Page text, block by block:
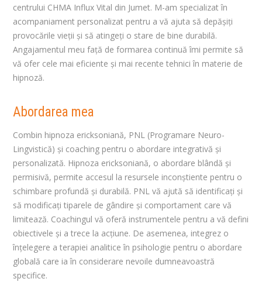
centrului CHMA Influx Vital din Jumet. M-am specializat în
acompaniament personalizat pentru a vă ajuta să depășiți
provocările vieții și să atingeți o stare de bine durabilă.
Angajamentul meu față de formarea continuă îmi permite să
vă ofer cele mai eficiente și mai recente tehnici în materie de
hipnoză.
Abordarea mea
Combin hipnoza ericksoniană, PNL (Programare Neuro-
Lingvistică) și coaching pentru o abordare integrativă și
personalizată. Hipnoza ericksoniană, o abordare blândă și
permisivă, permite accesul la resursele inconștiente pentru o
schimbare profundă și durabilă. PNL vă ajută să identificați și
să modificați tiparele de gândire și comportament care vă
limitează. Coachingul vă oferă instrumentele pentru a vă defini
obiectivele și a trece la acțiune. De asemenea, integrez o
înțelegere a terapiei analitice în psihologie pentru o abordare
globală care ia în considerare nevoile dumneavoastră
specifice.